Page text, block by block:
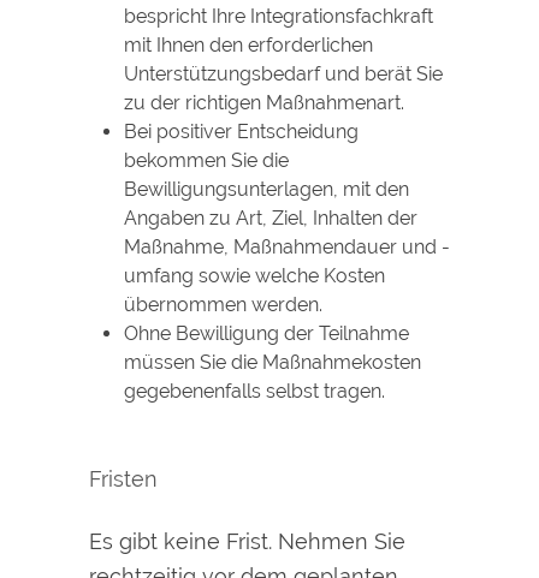
bespricht Ihre Integrationsfachkraft
mit Ihnen den erforderlichen
Unterstützungsbedarf und berät Sie
zu der richtigen Maßnahmenart.
Bei positiver Entscheidung
bekommen Sie die
Bewilligungsunterlagen, mit den
Angaben zu Art, Ziel, Inhalten der
Maßnahme, Maßnahmendauer und -
umfang sowie welche Kosten
übernommen werden.
Ohne Bewilligung der Teilnahme
müssen Sie die Maßnahmekosten
gegebenenfalls selbst tragen.
Fristen
Es gibt keine Frist. Nehmen Sie